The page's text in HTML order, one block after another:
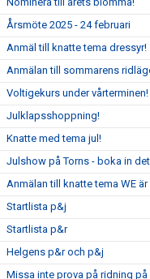
Årsmöte 2025 - 24 februari
Anmäl till knatte tema dressyr!
Anmälan till sommarens
Voltigekurs under vårterminen!
Julklapsshoppning!
Knatte med tema jul!
Julshow på Torns - boka in
Anmälan till knatte tema WE
Startlista p&j
Startlista p&r
Helgens p&r och p&j
Missa inte prova på ridning